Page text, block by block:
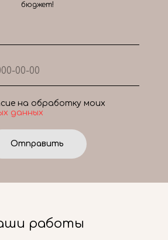
на обработку моих
данных
Отправить
бюджет!
работы